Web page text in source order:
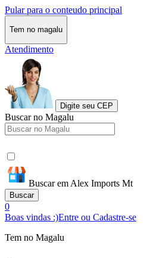
Pular para o conteudo principal
Tem no magalu
Atendimento
Digite seu CEP
Buscar no Magalu
Buscar em Alex Imports Mt
Buscar
0
Boas vindas :)Entre ou Cadastre-se
Tem no Magalu